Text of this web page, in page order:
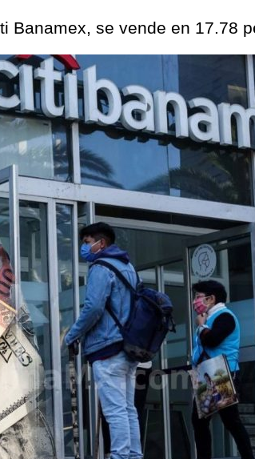
Banamex, se vende en 17.78